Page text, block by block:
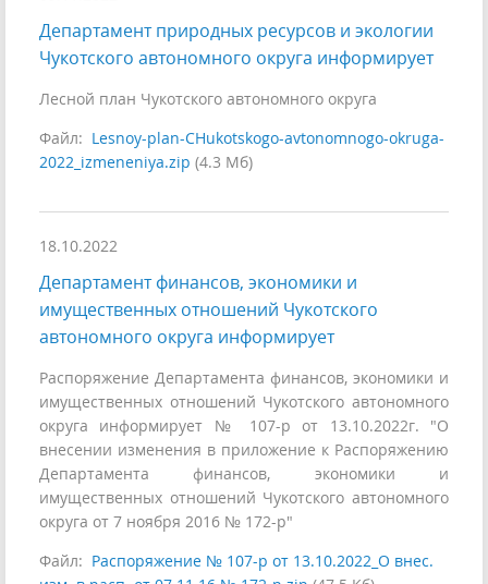
Департамент природных ресурсов и экологии
Чукотского автономного округа информирует
Лесной план Чукотского автономного округа
Файл: Lesnoy-plan-CHukotskogo-avtonomnogo-okruga-
2022_izmeneniya.zip (4.3 Мб)
18.10.2022
Департамент финансов, экономики и
имущественных отношений Чукотского
автономного округа информирует
Распоряжение Департамента финансов, экономики и
имущественных отношений Чукотского автономного
округа информирует № 107-р от 13.10.2022г. "О
внесении изменения в приложение к Распоряжению
Департамента финансов, экономики и
имущественных отношений Чукотского автономного
округа от 7 ноября 2016 № 172-р"
Файл: Распоряжение № 107-р от 13.10.2022_О внес.